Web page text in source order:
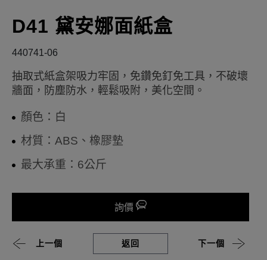
D41 黛安娜面紙盒
440741-06
抽取式紙盒架吸力牢固，免鑽免釘免工具，不破壞
牆面，防塵防水，輕鬆吸附，美化空間。
顏色：白
材質：ABS、橡膠墊
最大承重：6公斤
詢價
上一個 返回 下一個